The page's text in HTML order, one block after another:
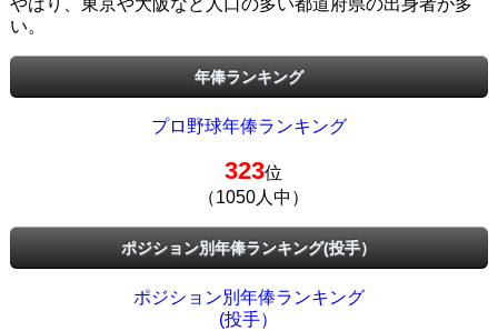
やはり、東京や大阪など人口の多い都道府県の出身者が多
い。
年俸ランキング
プロ野球年俸ランキング
323位
（1050人中）
ポジション別年俸ランキング(投手）
ポジション別年俸ランキング
(投手）